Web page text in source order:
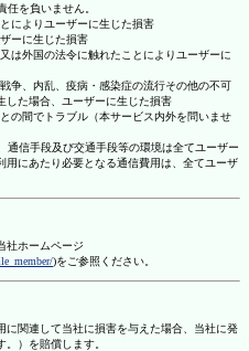
を負いません。
によりユーザーに生じた損害
ーに生じた損害
は外国の法令に触れたことによりユーザーに
争、内乱、疫病・感染症の流行その他の不可
した場合、ユーザーに生じた損害
の間でトラブル（本サービス内外を問いませ
通信手段及び交通手段等の環境は全てユーザー
にあたり必要となる通信費用は、全てユーザ
社ホームページ
)をご参照ください。
に関連して当社に損害を与えた場合、当社に発
）を賠償します。